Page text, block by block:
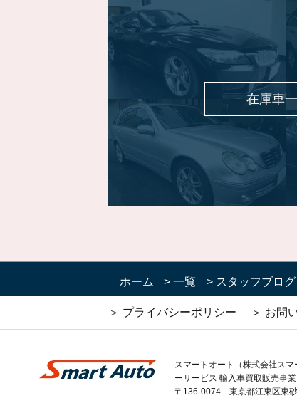
在庫車
ホーム > 一覧 > スタッフブログ
＞ プライバシーポリシー ＞ お問
スマートオート（株式会社スマ
ーサービス 輸入車買取販売事業
〒136-0074 東京都江東区東